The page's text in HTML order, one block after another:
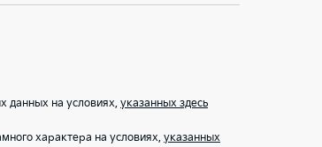
данных на условиях, указанных здесь
характера на условиях, указанных